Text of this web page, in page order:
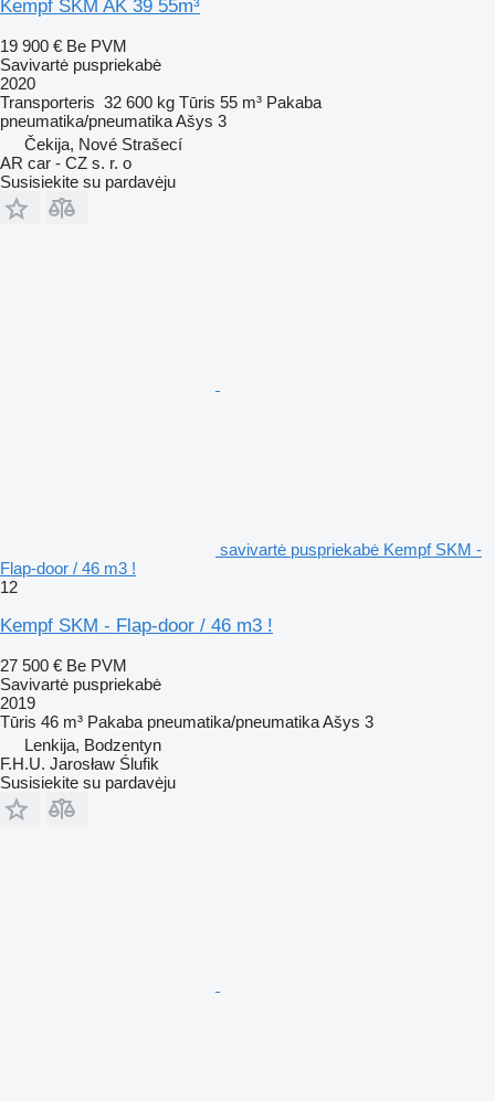
Kempf SKM AK 39 55m³
19 900 € Be PVM
Savivartė puspriekabė
2020
Transporteris 32 600 kg Tūris 55 m³ Pakaba
pneumatika/pneumatikaAšys 3
Čekija, Nové Strašecí
AR car - CZ s. r. o
Susisiekite su pardavėju
savivartė puspriekabė Kempf SKM -
Flap-door / 46 m3 !
12
Kempf SKM - Flap-door / 46 m3 !
27 500 € Be PVM
Savivartė puspriekabė
2019
Tūris 46 m³ Pakaba pneumatika/pneumatikaAšys 3
Lenkija, Bodzentyn
F.H.U. Jarosław Ślufik
Susisiekite su pardavėju